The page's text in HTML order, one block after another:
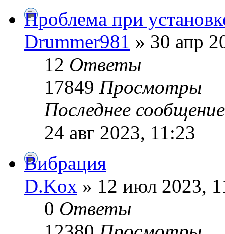
Проблема при
Drummer981 » 30 апр
12 Ответы
17849 Просмотры
Последнее
24 авг 2023, 11:23
Вибрация
D.Kox » 12 июл 2023,
0 Ответы